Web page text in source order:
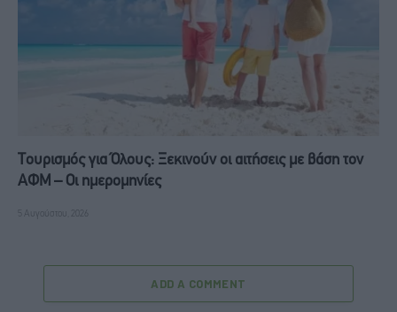
Τουρισμός για Όλους: Ξεκινούν οι αιτήσεις με βάση τον
ΑΦΜ – Οι ημερομηνίες
5 Αυγούστου, 2026
ADD A COMMENT